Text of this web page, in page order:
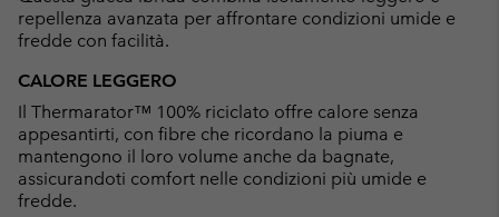
repellenza avanzata per affrontare condizioni umide e
fredde con facilità.
CALORE LEGGERO
Il Thermarator™ 100% riciclato offre calore senza
appesantirti, con fibre che ricordano la piuma e
mantengono il loro volume anche da bagnate,
assicurandoti comfort nelle condizioni più umide e
fredde.